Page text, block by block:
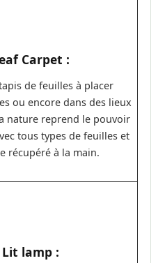
Carpet :
de feuilles à placer
ou encore dans des lieux
nature reprend le pouvoir
tous types de feuilles et
récupéré à la main.
Lit lamp :